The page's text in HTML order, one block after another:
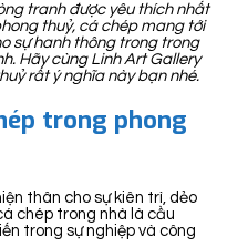
tranh được yêu thích nhất
thuỷ, cá chép mang tới
sự hanh thông trong trong
Hãy cùng Linh Art Gallery
rất ý nghĩa này bạn nhé.
trong phong
thân cho sự kiên trì, dẻo
chép trong nhà là cầu
trong sự nghiệp và công